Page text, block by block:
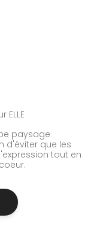
paysage
d'éviter que les
tout en